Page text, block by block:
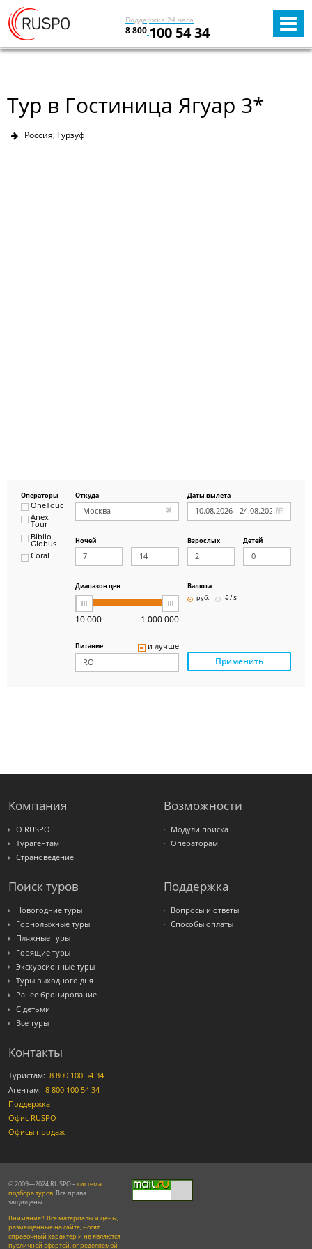
Поддержка 24 часа
8 800 100 54 34
Тур в Гостиница Ягуар 3*
Россия, Гурзуф
Операторы
OneTouch&Travel
Anex
Tour
Biblio
Globus
Coral
Интурист
Откуда Даты вылета
Ночей Взрослых Детей
Диапазон цен
10 000 1 000 000
Валюта
руб.
€ / $
Питание и лучше
Применить
Компания
О RUSPO
Турагентам
Страноведение
Возможности
Модули поиска
Операторам
Поиск туров
Новогодние туры
Горнолыжные туры
Пляжные туры
Горящие туры
Экскурсионные туры
Туры выходного дня
Ранее бронирование
С детьми
Все туры
Поддержка
Вопросы и ответы
Способы оплаты
Контакты
Туристам: 8 800 100 54 34
Агентам: 8 800 100 54 34
Поддержка
Офис RUSPO
Офисы продаж
© 2009—2024 RUSPO – система
подбора туров. Все права
защищены.
Внимание!!! Все материалы и цены,
размещенные на сайте, носят
справочный характер и не являются
публичной офертой, определяемой